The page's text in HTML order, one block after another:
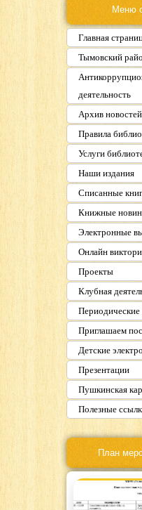
Меню
Главная
Тымовский
деятельность
Архив новостей
Правила
Услуги
Наши издания
Списанные
Книжные
Электронные
Онлайн
Проекты
Клубная
Периодические
Приглашаем
Детские
Презентации
Пушкинская
Полезные
План